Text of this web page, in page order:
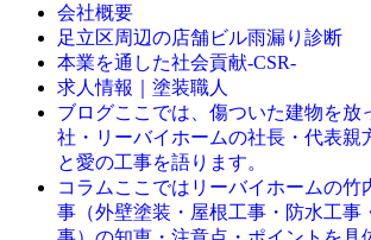
会社概要
足立区周辺の店舗ビル雨漏り診断
本業を通した社会貢献-CSR-
求人情報｜塗装職人
ブログここでは、傷ついた建物を放
社・リーバイホームの社長・代表親
と愛の工事を語ります。
コラム ここではリーバイホームの竹
事（外壁塗装・屋根工事・防水工事